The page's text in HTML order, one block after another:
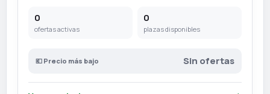
0
ofertas activas
0
plazas disponibles
💶 Precio más bajo Sin ofertas